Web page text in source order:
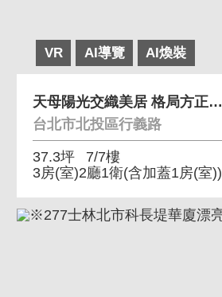
VR AI導覽 AI煥裝
天母陽光交織美居 格局方正、三面採光、頂加大空間
台北市北投區行義路
37.3坪
7/7樓
3房(室)2廳1衛(含加蓋1房(室))